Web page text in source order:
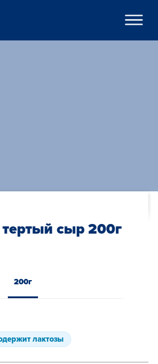
сыр 200г
200г
лактозы